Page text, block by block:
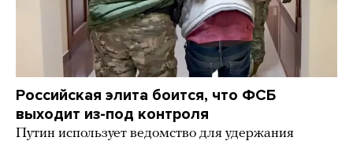
Российская элита боится, что ФСБ
выходит из-под контроля
Путин использует ведомство для удержания